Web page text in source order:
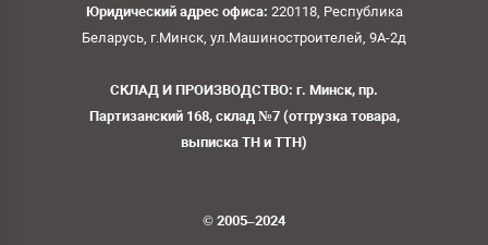
Юридический адрес офиса: 220118, Республика
Беларусь, г.Минск, ул.Машиностроителей, 9А-2д
СКЛАД И ПРОИЗВОДСТВО: г. Минск, пр.
Партизанский 168, склад №7 (отгрузка товара,
выписка ТН и ТТН)
© 2005–2024